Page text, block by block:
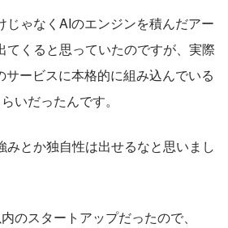
じゃなくAIのエンジンを積んだアー
てくると思っていたのですが、実際
サービスに本格的に組み込んでいる
いだったんです。
みとか独自性は出せるなと思いまし
のスタートアップだったので、